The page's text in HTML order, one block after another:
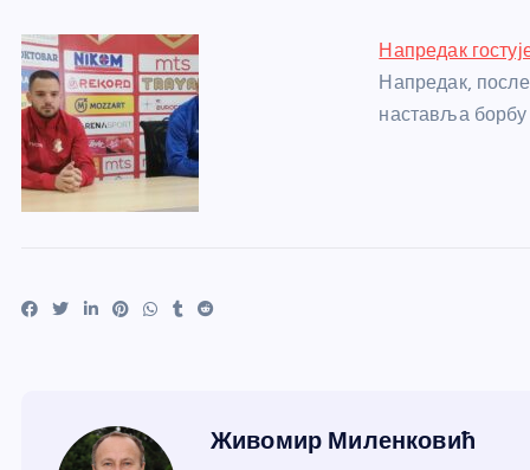
Напредак
Напредак,
наставља
Живомир Миленковић